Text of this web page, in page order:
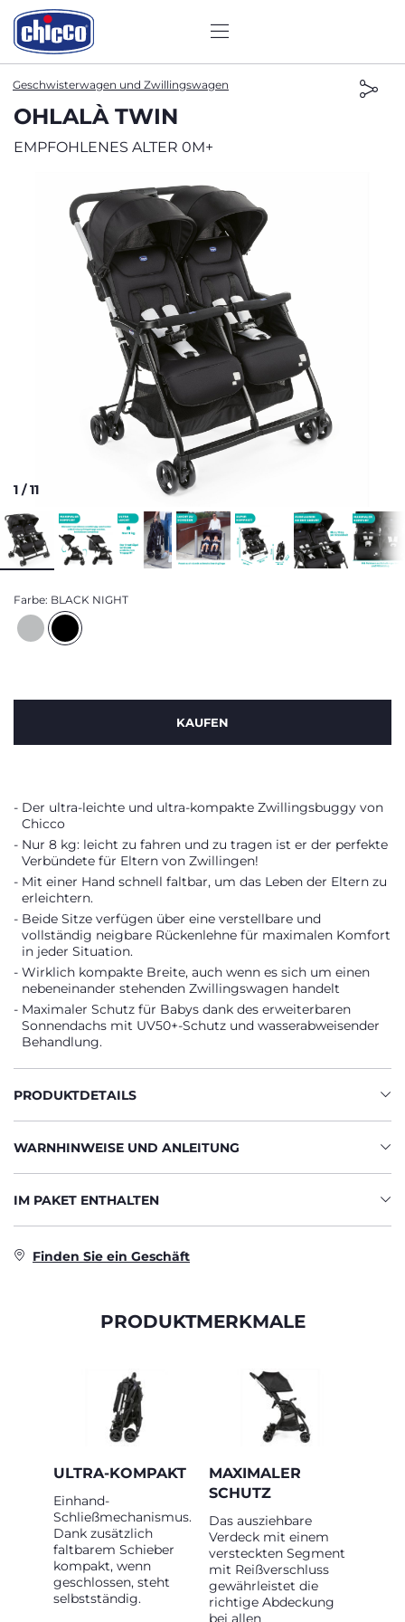
Geschwisterwagen und Zwillingswagen
OHLALÀ TWIN
EMPFOHLENES ALTER 0M+
1 /11
Farbe: BLACK NIGHT
KAUFEN
Der ultra-leichte und ultra-kompakte Zwillingsbuggy von
Chicco
Nur 8 kg: leicht zu fahren und zu tragen ist er der perfekte
Verbündete für Eltern von Zwillingen!
Mit einer Hand schnell faltbar, um das Leben der Eltern zu
erleichtern.
Beide Sitze verfügen über eine verstellbare und
vollständig neigbare Rückenlehne für maximalen Komfort
in jeder Situation.
Wirklich kompakte Breite, auch wenn es sich um einen
nebeneinander stehenden Zwillingswagen handelt
Maximaler Schutz für Babys dank des erweiterbaren
Sonnendachs mit UV50+-Schutz und wasserabweisender
Behandlung.
PRODUKTDETAILS
WARNHINWEISE UND ANLEITUNG
IM PAKET ENTHALTEN
Finden Sie ein Geschäft
PRODUKTMERKMALE
ULTRA-KOMPAKT
Einhand-
Schließmechanismus.
Dank zusätzlich
faltbarem Schieber
kompakt, wenn
geschlossen, steht
selbstständig.
MAXIMALER
SCHUTZ
Das ausziehbare
Verdeck mit einem
versteckten Segment
mit Reißverschluss
gewährleistet die
richtige Abdeckung
bei allen